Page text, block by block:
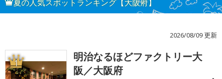
夏の人気スポットランキング【大阪府】
2026/08/09 更新
1
明治なるほどファクトリー大
阪／大阪府